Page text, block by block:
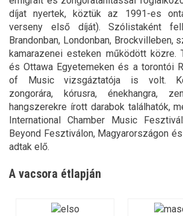
díjat nyertek, köztük az 1991-es
verseny első díját). Szólistaként
Brandonban, Londonban, Brockvilleben,
kamarazenei esteken működött közre.
és Ottawa Egyetemeken és a torontói
of Music vizsgáztatója is volt.
zongorára, kórusra, énekhangra,
hangszerekre írott darabok találhatók,
International Chamber Music
Beyond Fesztiválon, Magyarországon
adtak elő.
A vacsora étlapján